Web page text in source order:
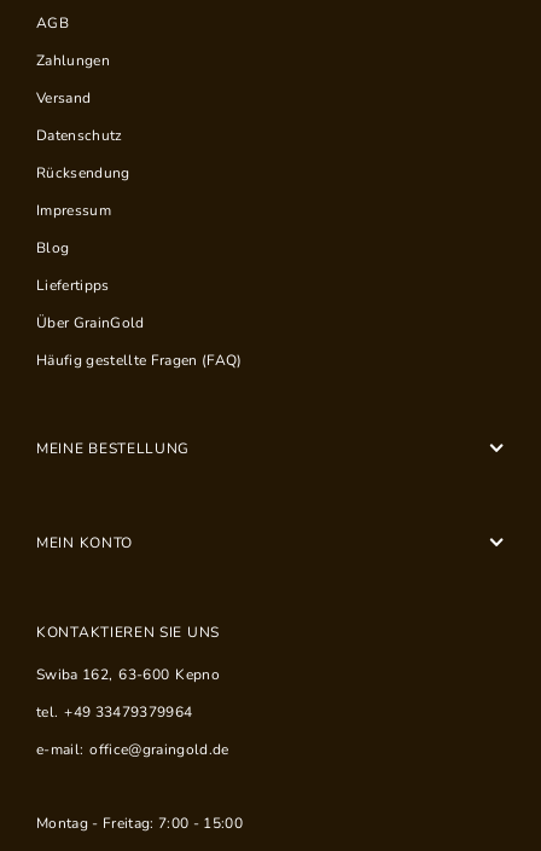
AGB
Zahlungen
Versand
Datenschutz
Rücksendung
Impressum
Blog
Liefertipps
Über GrainGold
Häufig gestellte Fragen (FAQ)
MEINE BESTELLUNG
MEIN KONTO
KONTAKTIEREN SIE UNS
Swiba 162, 63-600 Kepno
tel. +49 33479379964
e-mail: office@graingold.de
Montag - Freitag: 7:00 - 15:00